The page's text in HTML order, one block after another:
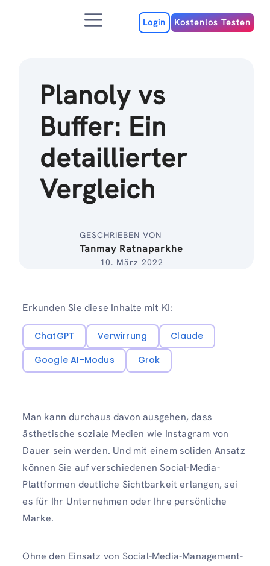
MenuLogin Kostenlos Testen
Planoly vs
Buffer: Ein
detaillierter
Vergleich
GESCHRIEBEN VON
Tanmay Ratnaparkhe
10. März 2022
Erkunden Sie diese Inhalte mit KI:
ChatGPT Verwirrung
Claude
Google AI-Modus
Grok
Man kann durchaus davon ausgehen, dass
ästhetische soziale Medien wie Instagram von
Dauer sein werden. Und mit einem soliden Ansatz
können Sie auf verschiedenen Social-Media-
Plattformen deutliche Sichtbarkeit erlangen, sei
es für Ihr Unternehmen oder Ihre persönliche
Marke.
Ohne den Einsatz von Social-Media-Management-